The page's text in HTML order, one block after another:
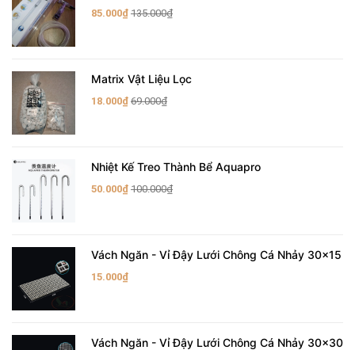
85.000₫ 135.000₫
Matrix Vật Liệu Lọc
18.000₫ 69.000₫
Nhiệt Kế Treo Thành Bể Aquapro
50.000₫ 100.000₫
Vách Ngăn - Vỉ Đậy Lưới Chông Cá Nhảy 30x15
15.000₫
Vách Ngăn - Vỉ Đậy Lưới Chông Cá Nhảy 30x30